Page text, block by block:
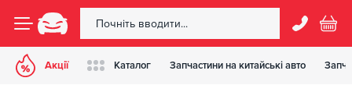
Акції Каталог Запчастини на китайські авто